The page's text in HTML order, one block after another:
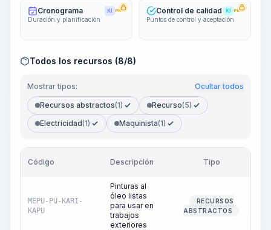
Cronograma KI PRO
Duración y planificación
Control de calidad KI PRO
Puntos de control y aceptación
Todos los recursos (8/8)
Mostrar tipos: Ocultar todos
Recursos abstractos(1) Recurso(5)
Electricidad(1) Maquinista(1)
Código Descripción Tipo
MEPU-PU-KARI-
KAPU
Pinturas al
óleo listas
para usar en
trabajos
exteriores
RECURSOS
ABSTRACTOS